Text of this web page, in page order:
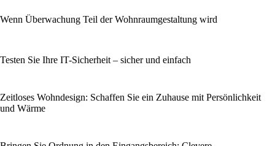
Wenn Überwachung Teil der Wohnraumgestaltung wird
Testen Sie Ihre IT-Sicherheit – sicher und einfach
Zeitloses Wohndesign: Schaffen Sie ein Zuhause mit Persönlichkeit
und Wärme